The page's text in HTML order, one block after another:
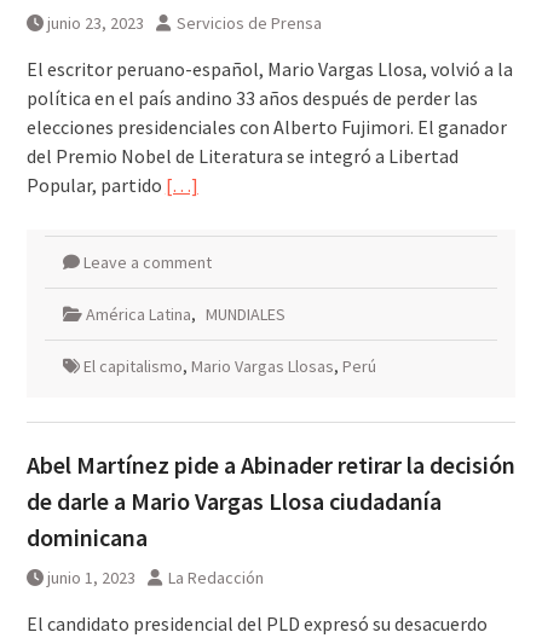
junio 23, 2023 Servicios de Prensa
El escritor peruano-español, Mario Vargas Llosa, volvió a la
política en el país andino 33 años después de perder las
elecciones presidenciales con Alberto Fujimori. El ganador
del Premio Nobel de Literatura se integró a Libertad
Popular, partido […]
Leave a comment
América Latina, MUNDIALES
El capitalismo, Mario Vargas Llosas, Perú
Abel Martínez pide a Abinader retirar la decisión
de darle a Mario Vargas Llosa ciudadanía
dominicana
junio 1, 2023 La Redacción
El candidato presidencial del PLD expresó su desacuerdo